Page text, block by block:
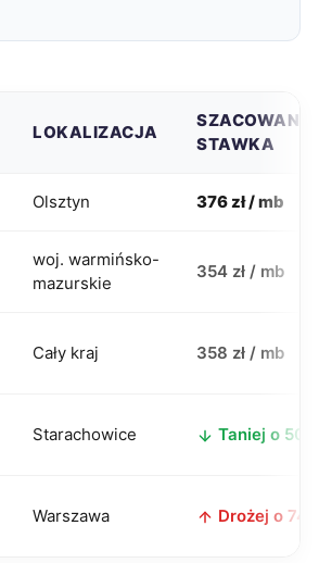
LOKALIZACJA
SZACOWANA
STAWKA
Olsztyn 376 zł / mb
woj. warmińsko-
mazurskie
354 zł / mb
Cały kraj 358 zł / mb
Starachowice Taniej o 50
Warszawa Drożej o 74